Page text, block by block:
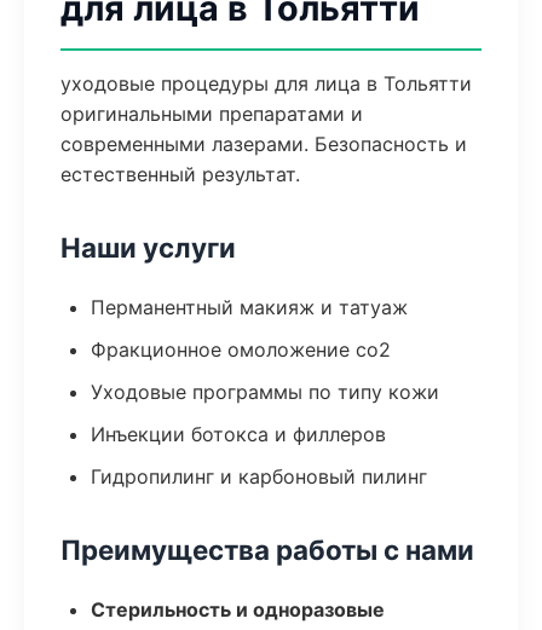
уходовые процедуры для лица в Тольятти
оригинальными препаратами и
современными лазерами. Безопасность и
естественный результат.
Наши услуги
Перманентный макияж и татуаж
Фракционное омоложение co2
Уходовые программы по типу кожи
Инъекции ботокса и филлеров
Гидропилинг и карбоновый пилинг
Преимущества работы с нами
Стерильность и одноразовые